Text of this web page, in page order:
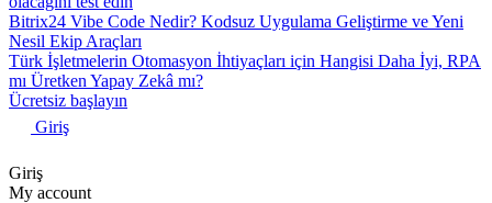
Bitrix24 Vibe Code Nedir? Kodsuz Uygulama Geliştirme ve Yeni
Nesil Ekip Araçları
Türk İşletmelerin Otomasyon İhtiyaçları için Hangisi Daha İyi, RPA
mı Üretken Yapay Zekâ mı?
Ücretsiz başlayın
Giriş
Giriş
My account